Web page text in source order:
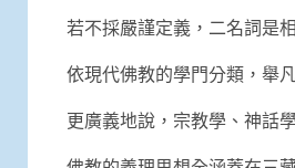
若不採嚴謹定義，二名詞是
依現代佛教的學門分類，舉
更廣義地說，宗教學、神話